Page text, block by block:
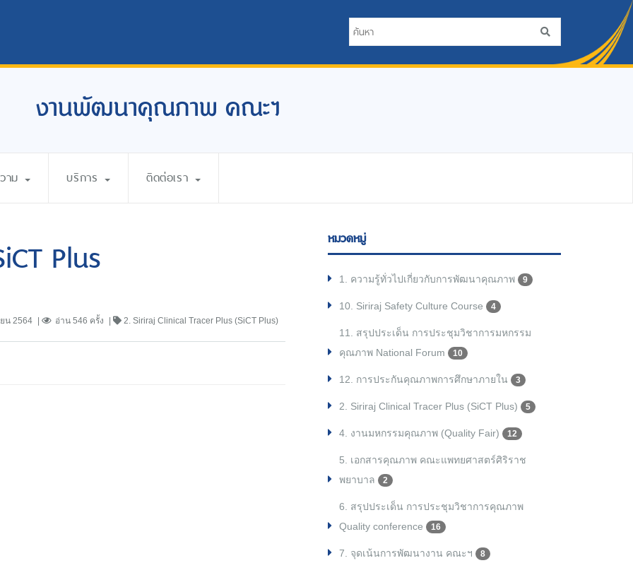
งานพัฒนาคุณภาพ คณะฯ
าม บริการ ติดต่อเรา
Plus
น 2564 อ่าน 546 ครั้ง 2. Siriraj Clinical Tracer Plus (SiCT Plus)
หมวดหมู่
1. ความรู้ทั่วไปเกี่ยวกับการพัฒนาคุณภาพ 9
10. Siriraj Safety Culture Course 4
11. สรุปประเด็น การประชุมวิชาการมหกรรม
คุณภาพ National Forum
10
12. การประกันคุณภาพการศึกษาภายใน 3
2. Siriraj Clinical Tracer Plus (SiCT Plus) 5
4. งานมหกรรมคุณภาพ (Quality Fair) 12
5. เอกสารคุณภาพ คณะแพทยศาสตร์ศิริราช
พยาบาล
2
6. สรุปประเด็น การประชุมวิชาการคุณภาพ
Quality conference
16
7. จุดเน้นการพัฒนางาน คณะฯ 8